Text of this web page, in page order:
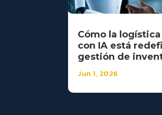
Cómo la
con IA está
gestión de
Jun 1, 2026